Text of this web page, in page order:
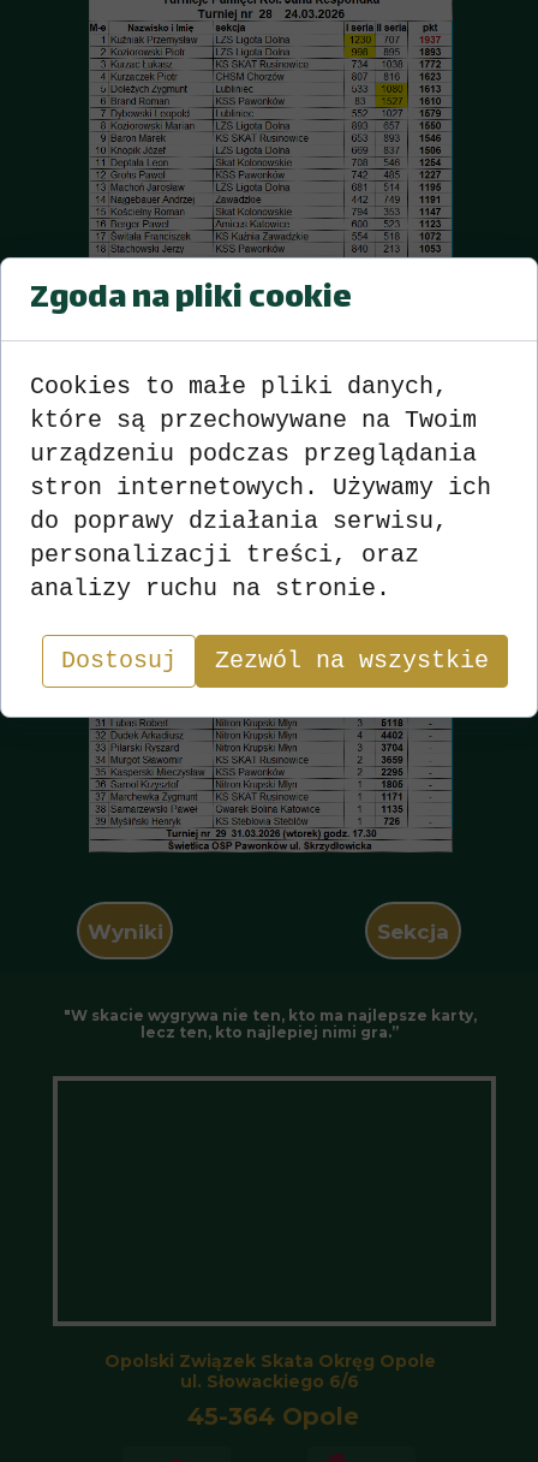
Wyniki Sekcja
"W skacie wygrywa nie ten, kto ma najlepsze karty,
lecz ten, kto najlepiej nimi gra.”
Opolski Związek Skata Okręg Opole
ul. Słowackiego 6/6
45-364 Opole
Zgoda na pliki cookie
Cookies to małe pliki danych,
które są przechowywane na Twoim
urządzeniu podczas przeglądania
stron internetowych. Używamy ich
do poprawy działania serwisu,
personalizacji treści, oraz
analizy ruchu na stronie.
Dostosuj Zezwól na wszystkie